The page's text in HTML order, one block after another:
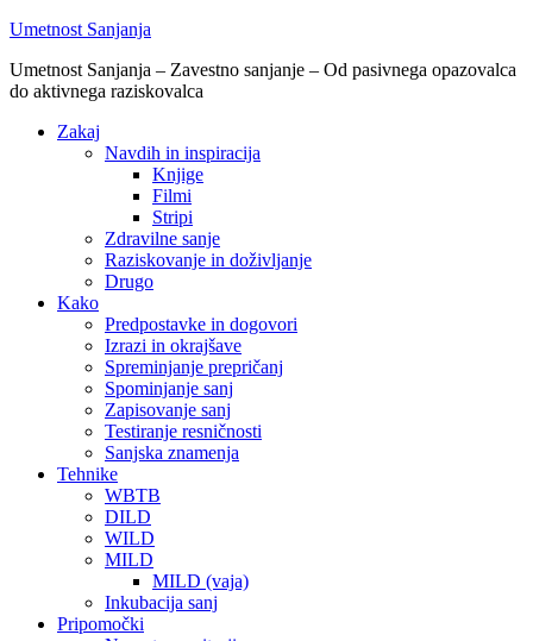
Umetnost Sanjanja
Umetnost Sanjanja – Zavestno sanjanje – Od pasivnega opazovalca
do aktivnega raziskovalca
Zakaj
Navdih in inspiracija
Knjige
Filmi
Stripi
Zdravilne sanje
Raziskovanje in doživljanje
Drugo
Kako
Predpostavke in dogovori
Izrazi in okrajšave
Spreminjanje prepričanj
Spominjanje sanj
Zapisovanje sanj
Testiranje resničnosti
Sanjska znamenja
Tehnike
WBTB
DILD
WILD
MILD
MILD (vaja)
Inkubacija sanj
Pripomočki